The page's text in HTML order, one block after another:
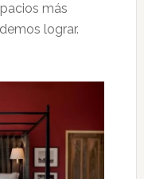
más
lograr.